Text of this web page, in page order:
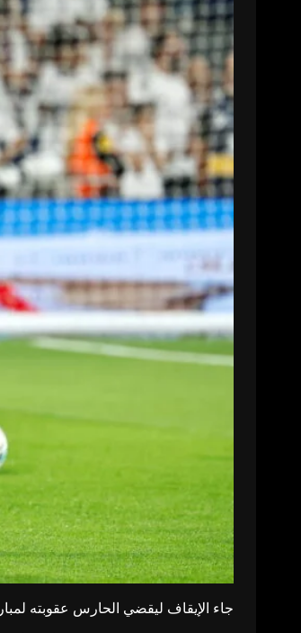
جاء الإيقاف ليقضي الحارس عقوبته